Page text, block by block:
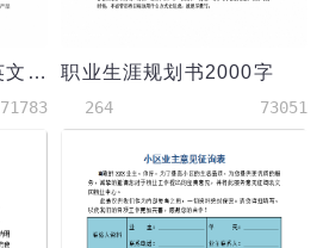
新厂开工典礼邀请函英文版带中文翻译
71783
职业生涯规划书2000字
264 73051